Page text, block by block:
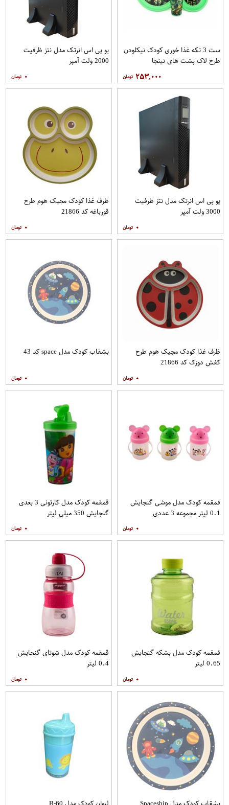
ست 3 تکه غذا خوری کودک نیکلودن
طرح لاک پشت های نینجا
۲۵۳,۰۰۰
یو پی اس انرتک مدل نتز ظرفیت
2000 ولت آمپر
۰
یو پی اس انرتک مدل نتز ظرفیت
3000 ولت آمپر
۰
ظرف غذا کودک مجیک هوم طرح
قورباغه کد 21866
۰
ظرف غذا کودک مجیک هوم طرح
کفش دوزک کد 21866
۰
بشقاب کودک مدل space کد 43
۰
قمقمه کودک مدل موشی گنجایش
0.1 لیتر مجموعه 3 عددی
۰
قمقمه کودک مدل کارتونی 3 بعدی
گنجایش 350 میلی لیتر
۰
قمقمه کودک مدل بشکه گنجایش
0.65 لیتر
۰
قمقمه کودک مدل شوتای گنجایش
0.4 لیتر
۰